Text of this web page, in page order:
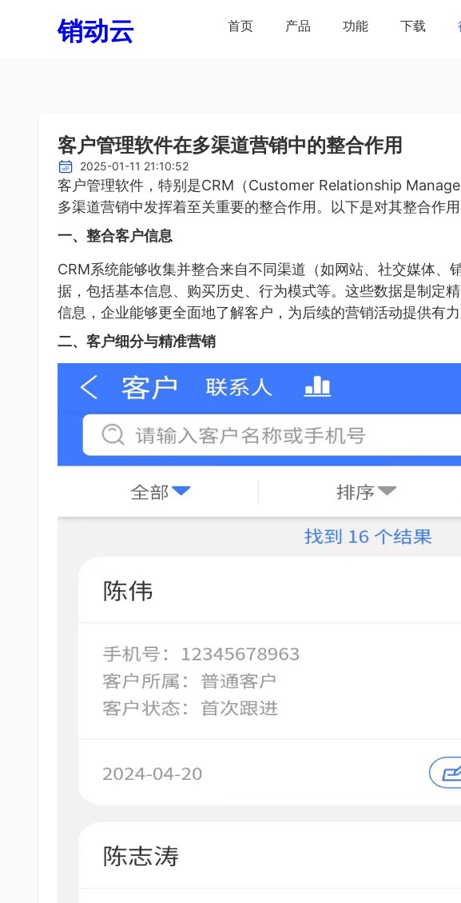
销动云 首页 产品 功能 下载
客户管理软件在多渠道营销中的整合作用
2025-01-11 21:10:52
客户管理软件，特别是CRM（Customer Relationship
多渠道营销中发挥着至关重要的整合作用。以下是对其整合作
一、整合客户信息
CRM系统能够收集并整合来自不同渠道（如网站、社交媒体、
据，包括基本信息、购买历史、行为模式等。这些数据是制定
信息，企业能够更全面地了解客户，为后续的营销活动提供有力
二、客户细分与精准营销